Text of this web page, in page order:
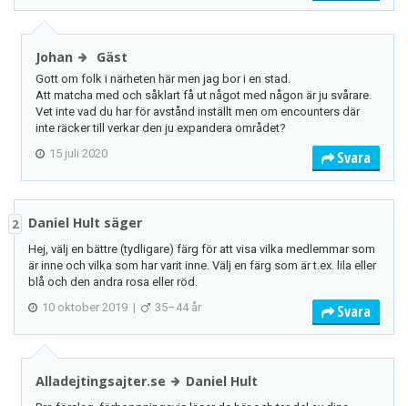
Johan Gäst
Gott om folk i närheten här men jag bor i en stad.
Att matcha med och såklart få ut något med någon är ju svårare.
Vet inte vad du har för avstånd inställt men om encounters där
inte räcker till verkar den ju expandera området?
15 juli 2020
Svara
2 Daniel Hult säger
Hej, välj en bättre (tydligare) färg för att visa vilka medlemmar som
är inne och vilka som har varit inne. Välj en färg som är t.ex. lila eller
blå och den andra rosa eller röd.
10 oktober 2019 | 35–44 år Svara
Alladejtingsajter.se Daniel Hult